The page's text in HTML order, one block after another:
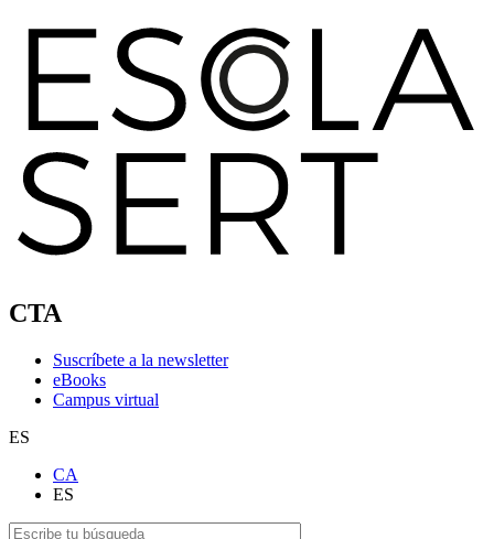
CTA
Suscríbete a la newsletter
eBooks
Campus virtual
ES
CA
ES